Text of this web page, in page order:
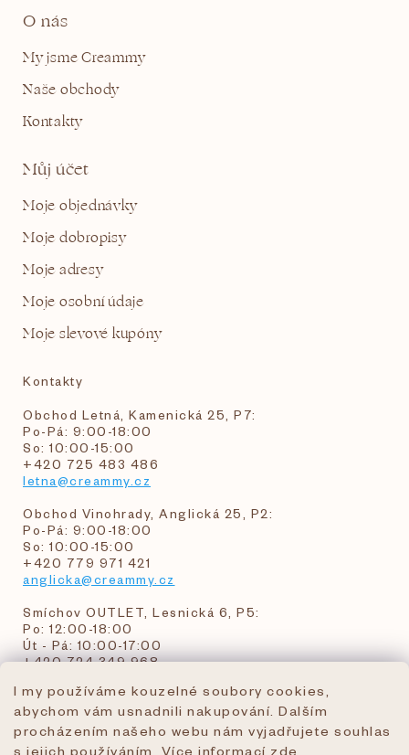
I my používáme kouzelné soubory cookies,
abychom vám usnadnili nakupování. Dalším
procházením našeho webu nám vyjadřujete souhlas
s jejich používáním. Více informací zde
O nás
My jsme Creammy
Naše obchody
Kontakty
Můj účet
Moje objednávky
Moje dobropisy
Moje adresy
Moje osobní údaje
Moje slevové kupóny
Kontakty
Obchod Letná, Kamenická 25, P7:
Po-Pá: 9:00-18:00
So: 10:00-15:00
+420 725 483 486
letna@creammy.cz
Obchod Vinohrady, Anglická 25, P2:
Po-Pá: 9:00-18:00
So: 10:00-15:00
+420 779 971 421
anglicka@creammy.cz
Smíchov OUTLET, Lesnická 6, P5:
Po: 12:00-18:00
Út - Pá: 10:00-17:00
+420 724 349 968
objednavky@creammy.cz
tel:+420 724 349 968